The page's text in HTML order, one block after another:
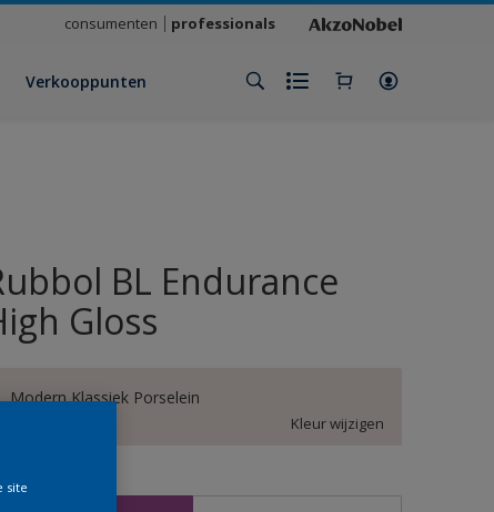
consumenten professionals
Verkooppunten
BL Endurance
Gloss
Modern Klassiek Porselein
Kleur wijzigen
site